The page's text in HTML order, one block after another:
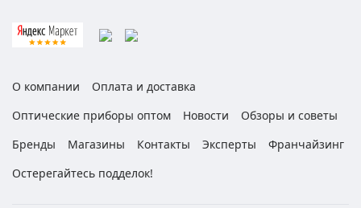
О компании
Оплата и доставка
Оптические приборы оптом
Новости
Обзоры и советы
Бренды
Магазины Контакты Эксперты
Франчайзинг
Остерегайтесь подделок!